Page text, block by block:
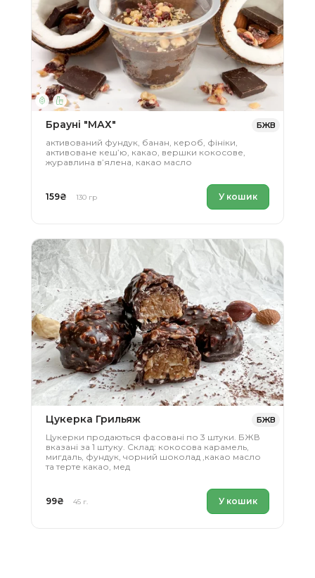
БЖВ
Брауні "МАХ"
активований фундук, банан, кероб, фініки,
активоване кеш’ю, какао, вершки кокосове,
журавлина в’ялена, какао масло
159₴ 130 гр У кошик
БЖВ
Цукерка Грильяж
Цукерки продаються фасовані по 3 штуки. БЖВ
вказані за 1 штуку. Склад: кокосова карамель,
мигдаль, фундук, чорний шоколад ,какао масло
та терте какао, мед
99₴ 45 г. У кошик